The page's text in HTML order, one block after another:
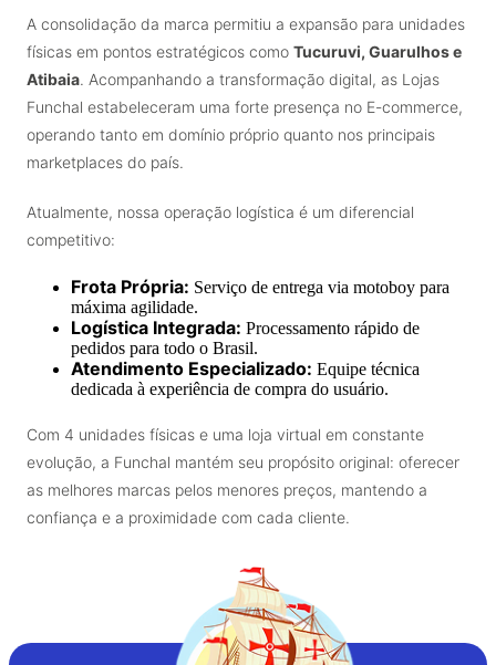
A consolidação da marca permitiu a expansão para unidades
físicas em pontos estratégicos como Tucuruvi, Guarulhos e
Atibaia. Acompanhando a transformação digital, as Lojas
Funchal estabeleceram uma forte presença no E-commerce,
operando tanto em domínio próprio quanto nos principais
marketplaces do país.
Atualmente, nossa operação logística é um diferencial
competitivo:
Frota Própria: Serviço de entrega via motoboy para
máxima agilidade.
Logística Integrada: Processamento rápido de
pedidos para todo o Brasil.
Atendimento Especializado: Equipe técnica
dedicada à experiência de compra do usuário.
Com 4 unidades físicas e uma loja virtual em constante
evolução, a Funchal mantém seu propósito original: oferecer
as melhores marcas pelos menores preços, mantendo a
confiança e a proximidade com cada cliente.